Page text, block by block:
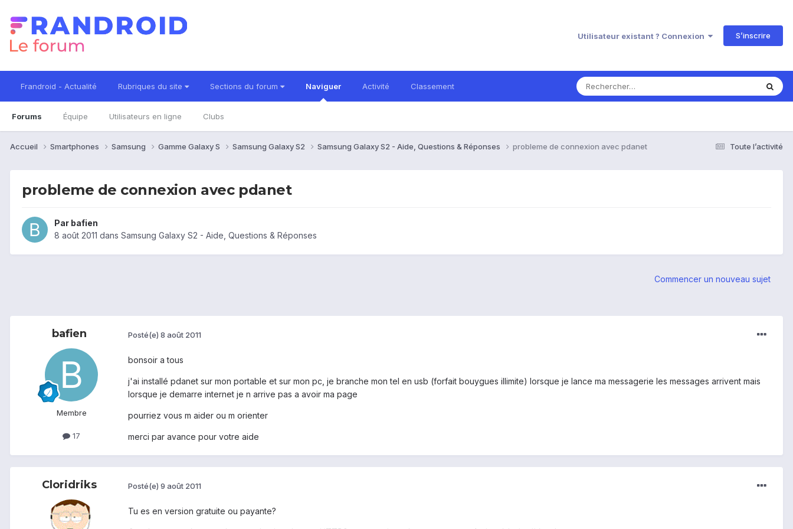
Utilisateur existant ? Connexion S’inscrire
Frandroid - Actualité Rubriques du site Sections du forum Naviguer
Forums Équipe Utilisateurs en ligne Clubs
Activité Classement
Toute l’activité
Accueil Smartphones Samsung Gamme Galaxy S Samsung Galaxy S2 Samsung Galaxy S2 - Aide, Questions & Réponses probleme de connexion avec pdanet
probleme de connexion avec pdanet
Par bafien
8 août 2011 dans Samsung Galaxy S2 - Aide, Questions & Réponses
Commencer un nouveau sujet
bafien
Membre
17
Posté(e) 8 août 2011
bonsoir a tous
j'ai installé pdanet sur mon portable et sur mon pc, je branche mon tel en usb (forfait bouygues illimite) lorsque je lance ma messagerie les messages arrivent mais
lorsque je demarre internet je n arrive pas a avoir ma page
pourriez vous m aider ou m orienter
merci par avance pour votre aide
Cloridriks Posté(e) 9 août 2011
Tu es en version gratuite ou payante?